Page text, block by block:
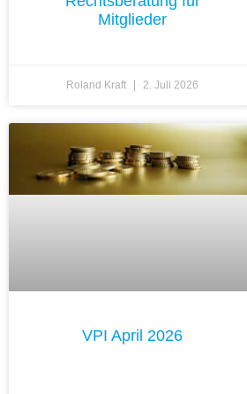
Mitglieder
Roland Kraft 2. Juli 2026
VPI April 2026